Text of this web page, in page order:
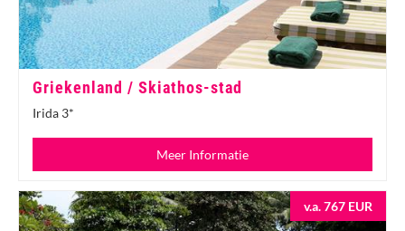
Griekenland / Skiathos-stad
Irida 3*
Meer Informatie
v.a. 767 EUR